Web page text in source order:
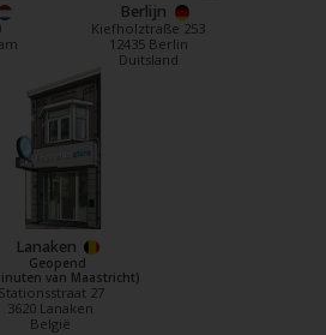
Berlijn
Kiefholztraße 253
12435 Berlin
Duitsland
Lanaken
Geopend
van Maastricht)
Stationsstraat 27
3620 Lanaken
België